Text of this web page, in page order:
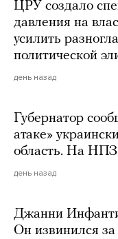
ЦРУ создало
давления на
усилить
политической
день назад
Губернатор
атаке»
область. На
день назад
Джанни
Он извинился